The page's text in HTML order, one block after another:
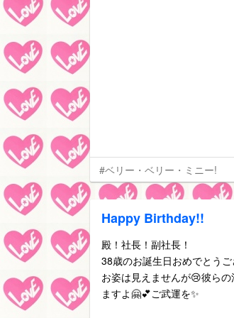
#ベリー・ベリー・ミニー!
Happy Birthday!!
殿！社長！副社長！
38歳のお誕生日おめでとう
お姿は見えませんが😢彼ら
ますよ🤗💕ご武運を✨